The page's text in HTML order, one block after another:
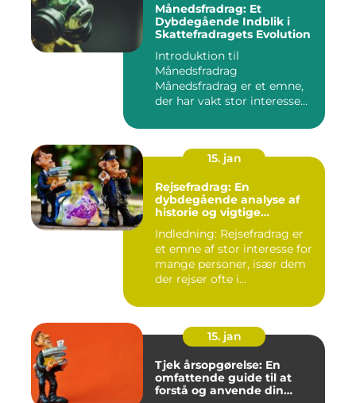
Månedsfradrag: Et
Dybdegående Indblik i
Skattefradragets Evolution
Introduktion til
Månedsfradrag
Månedsfradrag er et emne,
der har vakt stor interesse
15. jan
Rejsefradrag: En
dybdegående analyse af
historie og vigtige
Indledning: Rejsefradrag er
et emne af stor interesse for
mange personer, især dem
der rejser ofte i...
15. jan
Tjek årsopgørelse: En
omfattende guide til at
forstå og anvende din